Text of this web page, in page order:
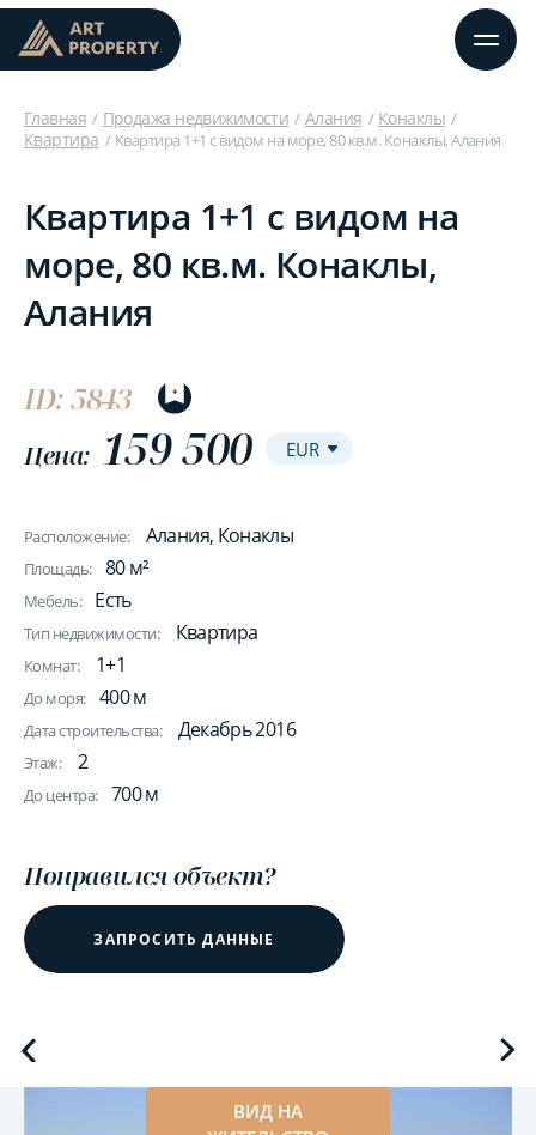
Главная Продажа недвижимости Алания
Конаклы
Квартира
Квартира 1+1 с видом на море, 80 кв.м. Конаклы, Алания
Квартира 1+1 с видом на
море, 80 кв.м. Конаклы,
Алания
ID: 5843
Цена: 159 500
Расположение: Алания, Конаклы
Площадь: 80 м²
Мебель: Есть
Тип недвижимости: Квартира
Комнат: 1+1
До моря: 400 м
Дата строительства: Декабрь 2016
Этаж: 2
До центра: 700 м
Понравился объект?
ЗАПРОСИТЬ ДАННЫЕ
ВИД НА